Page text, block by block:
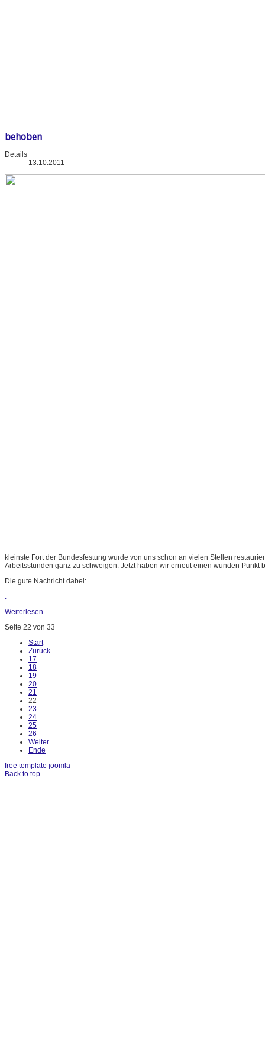
behoben
Details
13.10.2011
kleinste Fort der Bundesfestung wurde von uns schon an vielen Stellen
Arbeitsstunden ganz zu schweigen. Jetzt haben wir erneut einen wunden Punkt
Die gute Nachricht dabei:
.
Weiterlesen ...
Seite 22 von 33
Start
Zurück
17
18
19
20
21
22
23
24
25
26
Weiter
Ende
free template joomla
Back to top